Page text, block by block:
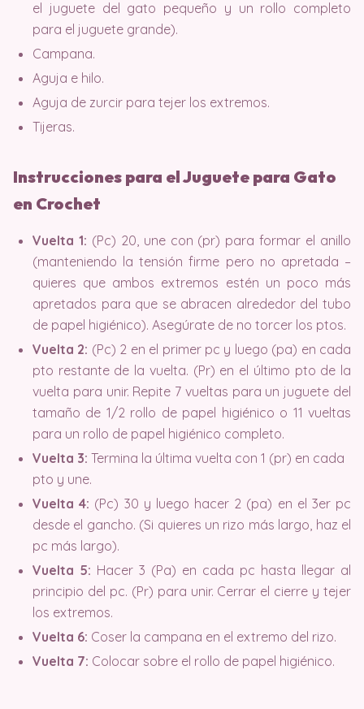
el juguete del gato pequeño y un rollo completo
para el juguete grande).
Campana.
Aguja e hilo.
Aguja de zurcir para tejer los extremos.
Tijeras.
Instrucciones para el Juguete para Gato
en Crochet
Vuelta 1: (Pc) 20, une con (pr) para formar el anillo
(manteniendo la tensión firme pero no apretada –
quieres que ambos extremos estén un poco más
apretados para que se abracen alrededor del tubo
de papel higiénico). Asegúrate de no torcer los ptos.
Vuelta 2: (Pc) 2 en el primer pc y luego (pa) en cada
pto restante de la vuelta. (Pr) en el último pto de la
vuelta para unir. Repite 7 vueltas para un juguete del
tamaño de 1/2 rollo de papel higiénico o 11 vueltas
para un rollo de papel higiénico completo.
Vuelta 3: Termina la última vuelta con 1 (pr) en cada
pto y une.
Vuelta 4: (Pc) 30 y luego hacer 2 (pa) en el 3er pc
desde el gancho. (Si quieres un rizo más largo, haz el
pc más largo).
Vuelta 5: Hacer 3 (Pa) en cada pc hasta llegar al
principio del pc. (Pr) para unir. Cerrar el cierre y tejer
los extremos.
Vuelta 6: Coser la campana en el extremo del rizo.
Vuelta 7: Colocar sobre el rollo de papel higiénico.